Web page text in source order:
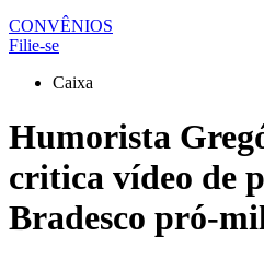
CONVÊNIOS
Filie-se
Caixa
Humorista
critica vídeo de
Bradesco pró-